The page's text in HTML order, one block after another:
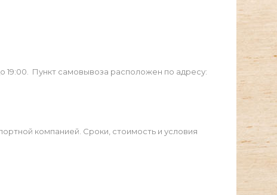
19:00. Пункт самовывоза расположен по адресу:
компанией. Сроки, стоимость и условия